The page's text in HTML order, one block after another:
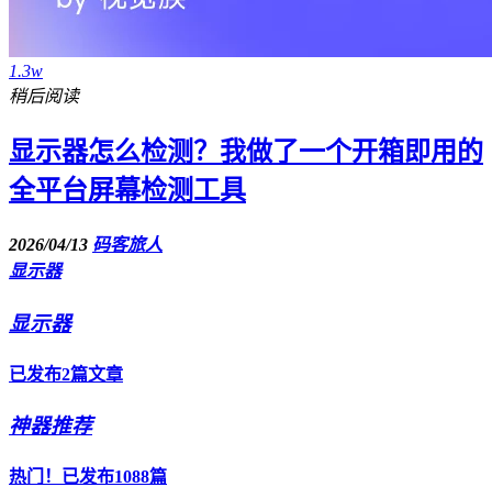
1.3w
稍后阅读
显示器怎么检测？我做了一个开箱即用的
全平台屏幕检测工具
2026/04/13 码客旅人
显示器
显示器
已发布2篇文章
神器推荐
热门！已发布1088篇